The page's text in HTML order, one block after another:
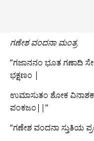
​ಗಣೇಶ ವಂದನಾ ಮಂತ್ರ
”ಗಜಾನನಂ ಭೂತ ಗಣಾದಿ
ಭಕ್ಷಣಂ |
ಉಮಾಸುತಂ ಶೋಕ
ಪಂಕಜಂ||”
“ಗಣೇಶ ವಂದನಾ ಸ್ತುತಿಯ